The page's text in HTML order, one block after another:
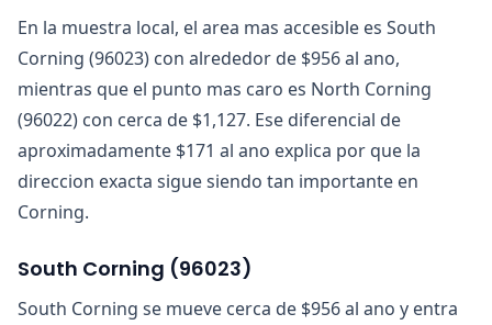
En la muestra local, el area mas accesible es South
Corning (96023) con alrededor de $956 al ano,
mientras que el punto mas caro es North Corning
(96022) con cerca de $1,127. Ese diferencial de
aproximadamente $171 al ano explica por que la
direccion exacta sigue siendo tan importante en
Corning.
South Corning (96023)
South Corning se mueve cerca de $956 al ano y entra